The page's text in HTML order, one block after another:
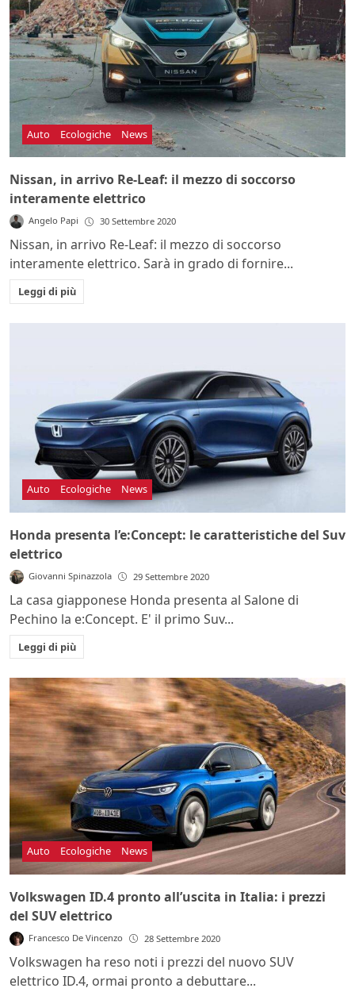
Auto Ecologiche News
Nissan, in arrivo Re-Leaf: il mezzo di soccorso
interamente elettrico
Angelo Papi 30 Settembre 2020
Nissan, in arrivo Re-Leaf: il mezzo di soccorso
interamente elettrico. Sarà in grado di fornire...
Leggi di più
Auto Ecologiche News
Honda presenta l’e:Concept: le caratteristiche del Suv
elettrico
Giovanni Spinazzola 29 Settembre 2020
La casa giapponese Honda presenta al Salone di
Pechino la e:Concept. E' il primo Suv...
Leggi di più
Auto Ecologiche News
Volkswagen ID.4 pronto all’uscita in Italia: i prezzi
del SUV elettrico
Francesco De Vincenzo 28 Settembre 2020
Volkswagen ha reso noti i prezzi del nuovo SUV
elettrico ID.4, ormai pronto a debuttare...